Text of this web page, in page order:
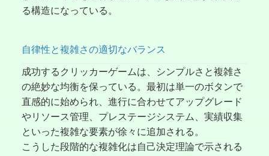
る構造になっている。
自律性と複雑さの適切なバランス
成功するクリッカーゲームは、シンプルさと複雑さ
の絶妙な均衡を保っている。最初は単一のボタンで
直感的に始められ、進行に合わせてアップグレード
やリソース管理、プレステージシステム、実績収集
といった複雑な要素が徐々に追加される。
こうした段階的な複雑化は自己決定理論で示される